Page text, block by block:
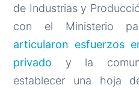
de Industrias y
con el Ministerio
articularon esfuerzos
privado y la
establecer una hoja